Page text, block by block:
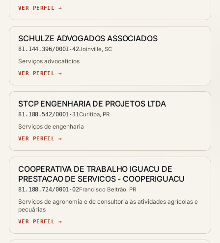
VER PERFIL →
SCHULZE ADVOGADOS ASSOCIADOS
81.144.396/0001-42Joinville, SC
Serviços advocatícios
VER PERFIL →
STCP ENGENHARIA DE PROJETOS LTDA
81.188.542/0001-31Curitiba, PR
Serviços de engenharia
VER PERFIL →
COOPERATIVA DE TRABALHO IGUACU DE
PRESTACAO DE SERVICOS - COOPERIGUACU
81.188.724/0001-02Francisco Beltrão, PR
Serviços de agronomia e de consultoria às atividades agrícolas e
pecuárias
VER PERFIL →